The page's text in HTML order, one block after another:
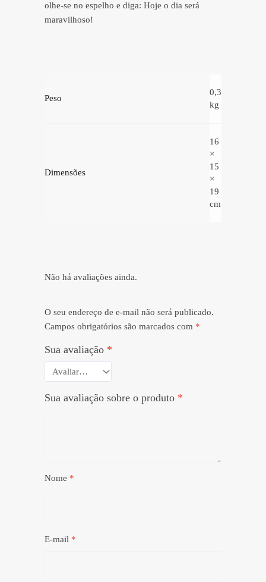
olhe-se no espelho e diga: Hoje o dia será
maravilhoso!
Peso
0,3
kg
Dimensões
16
×
15
×
19
cm
Não há avaliações ainda.
O seu endereço de e-mail não será publicado.
Campos obrigatórios são marcados com *
Sua avaliação *
Sua avaliação sobre o produto *
Nome *
E-mail *